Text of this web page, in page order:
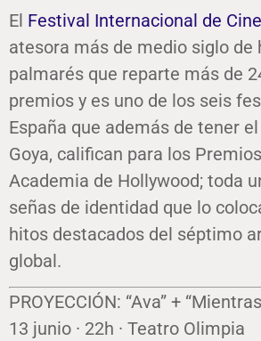
El Festival Internacional de
atesora más de medio siglo de
palmarés que reparte más de
premios y es uno de los seis
España que además de tener
Goya, califican para los
Academia de Hollywood; toda
señas de identidad que lo
hitos destacados del séptimo
global.
PROYECCIÓN: “Ava” +
13 junio · 22h · Teatro Olimpia